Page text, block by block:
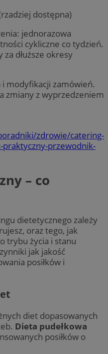
dostępna)
jednorazowa
cykliczne co tydzień.
dłuższe okresy
modyfikacji zamówień.
zmiany z wyprzedzeniem
zdrowie/catering-
przewodnik-
– co
dietetycznego zależy
oraz tego, jak
trybu życia i stanu
jak jakość
posiłków i
diet dopasowanych
Dieta pudełkowa
posiłków o